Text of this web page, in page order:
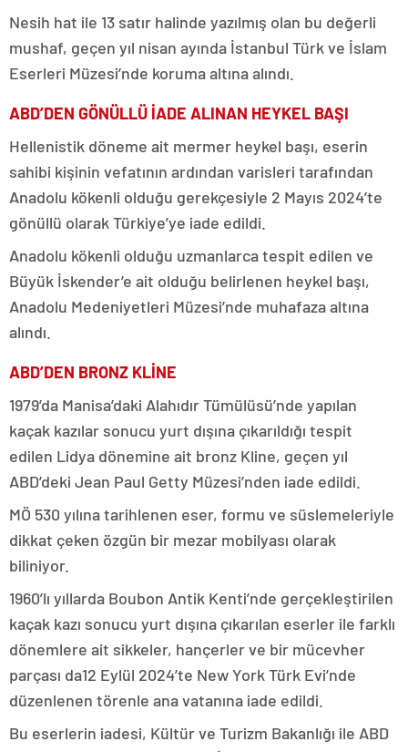
Nesih hat ile 13 satır halinde yazılmış olan bu değerli
mushaf, geçen yıl nisan ayında İstanbul Türk ve İslam
Eserleri Müzesi’nde koruma altına alındı.
ABD’DEN GÖNÜLLÜ İADE ALINAN HEYKEL BAŞI
Hellenistik döneme ait mermer heykel başı, eserin
sahibi kişinin vefatının ardından varisleri tarafından
Anadolu kökenli olduğu gerekçesiyle 2 Mayıs 2024’te
gönüllü olarak Türkiye’ye iade edildi.
Anadolu kökenli olduğu uzmanlarca tespit edilen ve
Büyük İskender’e ait olduğu belirlenen heykel başı,
Anadolu Medeniyetleri Müzesi’nde muhafaza altına
alındı.
ABD’DEN BRONZ KLİNE
1979’da Manisa’daki Alahıdır Tümülüsü’nde yapılan
kaçak kazılar sonucu yurt dışına çıkarıldığı tespit
edilen Lidya dönemine ait bronz Kline, geçen yıl
ABD’deki Jean Paul Getty Müzesi’nden iade edildi.
MÖ 530 yılına tarihlenen eser, formu ve süslemeleriyle
dikkat çeken özgün bir mezar mobilyası olarak
biliniyor.
1960’lı yıllarda Boubon Antik Kenti’nde gerçekleştirilen
kaçak kazı sonucu yurt dışına çıkarılan eserler ile farklı
dönemlere ait sikkeler, hançerler ve bir mücevher
parçası da12 Eylül 2024’te New York Türk Evi’nde
düzenlenen törenle ana vatanına iade edildi.
Bu eserlerin iadesi, Kültür ve Turizm Bakanlığı ile ABD